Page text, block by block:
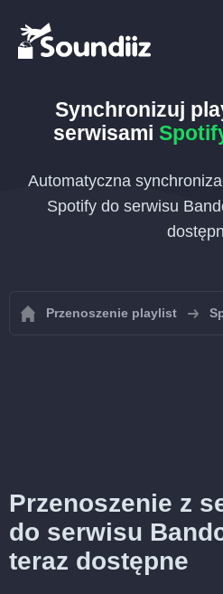
Synchronizuj
serwisami
Automatyczna
Spotify do serwisu
Przenoszenie playlist
Przenoszenie z
do serwisu
teraz dostępne